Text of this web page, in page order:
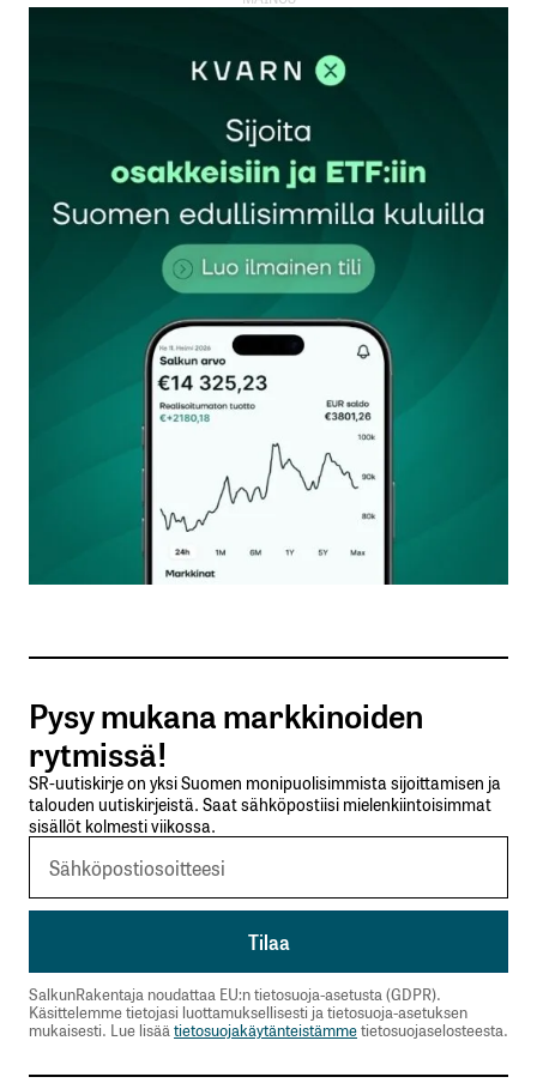
kirjautua
rekisteröityä
Sähköpostiosoitettasi ei julkaista.Pakolliset
kentät on merkitty*
Kommentti*
Nimesi tai nimimerkkisi
Sähköpostiosoitteesi
Tilaa SalkunRakentajan uutiskirje
Lähetä kommentti
Pysy mukana markkinoiden
rytmissä!
SR-uutiskirje on yksi Suomen monipuolisimmista sijoittamisen ja
talouden uutiskirjeistä. Saat sähköpostiisi mielenkiintoisimmat
sisällöt kolmesti viikossa.
SalkunRakentaja noudattaa EU:n tietosuoja-asetusta (GDPR).
Käsittelemme tietojasi luottamuksellisesti ja tietosuoja-asetuksen
mukaisesti. Lue lisää tietosuojakäytänteistämmetietosuojaselosteesta.